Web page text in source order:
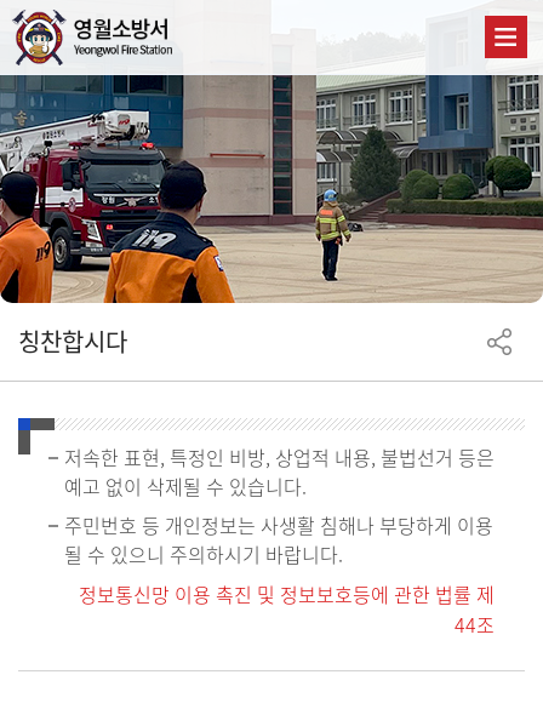
칭찬합시다
저속한 표현, 특정인 비방, 상업적 내용, 불법선거 등은
예고 없이 삭제될 수 있습니다.
주민번호 등 개인정보는 사생활 침해나 부당하게 이용
될 수 있으니 주의하시기 바랍니다.
정보통신망 이용 촉진 및 정보보호등에 관한 법률 제
44조